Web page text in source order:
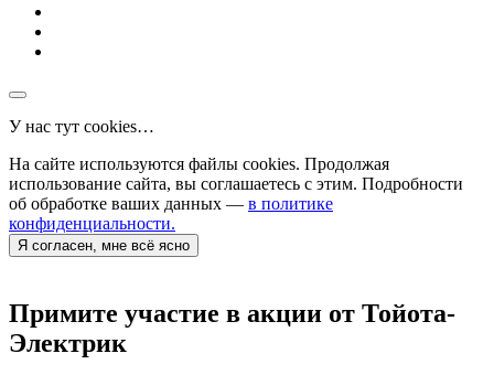
У нас тут cookies…
На сайте используются файлы cookies. Продолжая
использование сайта, вы соглашаетесь с этим. Подробности
об обработке ваших данных — в политике
конфиденциальности.
Я согласен, мне всё ясно
Примите участие в акции от Тойота-
Электрик